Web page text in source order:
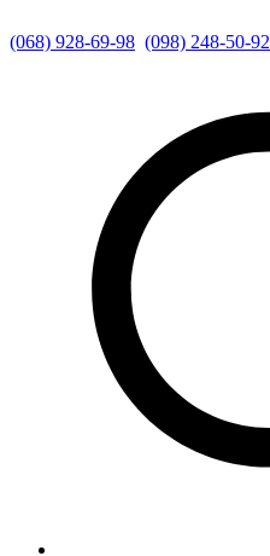
(068) 928-69-98 (098) 248-50-92